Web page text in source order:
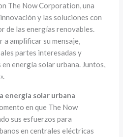
The Now Corporation, una
y las soluciones con
de las energías renovables.
amplificar su mensaje,
partes interesadas y
energía solar urbana. Juntos,
energía solar urbana
en que The Now
sus esfuerzos para
en centrales eléctricas